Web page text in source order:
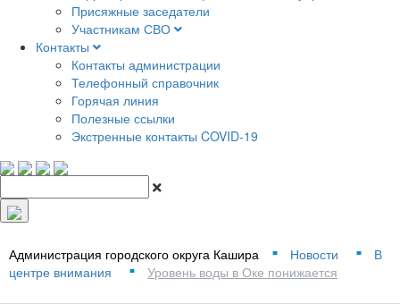
Присяжные заседатели
Участникам СВО
Контакты
Контакты администрации
Телефонный справочник
Горячая линия
Полезные ссылки
Экстренные контакты COVID-19
Администрация городского округа Кашира ■ Новости ■
В
центре внимания
■ Уровень воды в Оке понижается